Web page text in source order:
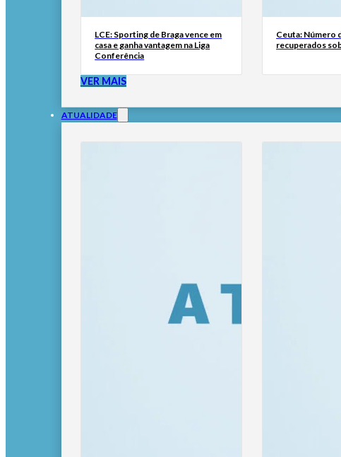
LCE: Sporting de Braga vence em
casa e ganha vantagem na Liga
Conferência
Ceuta: Número
recuperados
VER MAIS
ATUALIDADE